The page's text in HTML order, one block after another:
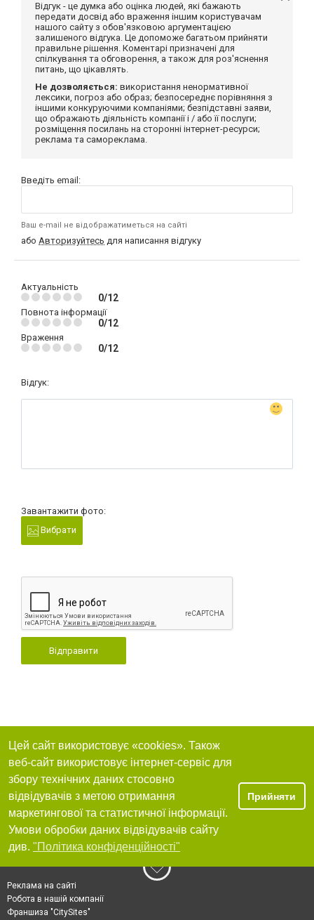
Відгук - це думка або оцінка людей, які бажають
передати досвід або враження іншим користувачам
нашого сайту з обов'язковою аргументацією
залишеного відгука. Це допоможе багатьом прийняти
правильне рішення. Коментарі призначені для
спілкування та обговорення, а також для роз'яснення
питань, що цікавлять.
Не дозволяється: використання ненормативної
лексики, погроз або образ; безпосереднє порівняння з
іншими конкуруючими компаніями; безпідставні заяви,
що ображають діяльність компанії і / або її послуги;
розміщення посилань на сторонні інтернет-ресурси;
реклама та самореклама.
Введіть email:
Ваш e-mail не відображатиметься на сайті
або Авторизуйтесь для написання відгуку
Актуальність
0/12
Повнота інформації
0/12
Враження
0/12
Відгук:
Завантажити фото:
Вибрати
Відправити
Цей сайт використовує «cookies». Також
веб-сайт використовує інтернет-сервіс для
збору технічних даних стосовно
відвідувачів з метою отримання
маркетингової та статистичної інформації.
Умови обробки даних відвідувачів сайту
див. "Політика конфіденційності"
Прийняти
Реклама на сайті
Робота в нашій компанії
Франшиза "CitySites"